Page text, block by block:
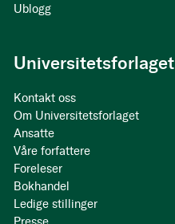
Ublogg
Universitetsforlaget
Kontakt oss
Om Universitetsforlaget
Ansatte
Våre forfattere
Foreleser
Bokhandel
Ledige stillinger